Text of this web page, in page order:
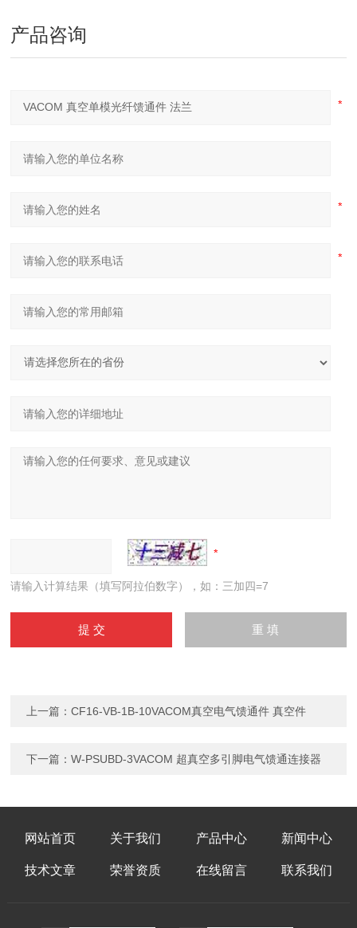
产品咨询
请输入计算结果（填写阿拉伯数字），如：三加四=7
上一篇：CF16-VB-1B-10VACOM真空电气馈通件 真空件
下一篇：W-PSUBD-3VACOM 超真空多引脚电气馈通连接器
网站首页 关于我们 产品中心 新闻中心
技术文章 荣誉资质 在线留言 联系我们